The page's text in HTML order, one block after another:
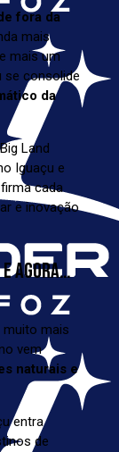
fora da
mais
mais um
se consolide
da
Land
Iguaçu e
cada
e inovação
AGORA…
muito mais
vem
naturais e
entra
de